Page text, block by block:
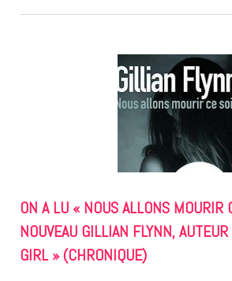
ON A LU « NOUS ALLONS
NOUVEAU GILLIAN FLYNN,
GIRL » (CHRONIQUE)